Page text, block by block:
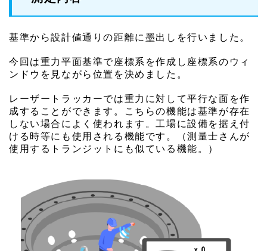
基準から設計値通りの距離に墨出しを行いました。
今回は重力平面基準で座標系を作成し座標系のウィ
ンドウを見ながら位置を決めました。
レーザートラッカーでは重力に対して平行な面を作
成することができます。こちらの機能は基準が存在
しない場合によく使われます。工場に設備を据え付
ける時等にも使用される機能です。（測量士さんが
使用するトランジットにも似ている機能。）